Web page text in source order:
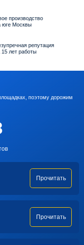
производство
юге Москвы
репутация
15 лет работы
поэтому дорожим
Прочитать
Прочитать